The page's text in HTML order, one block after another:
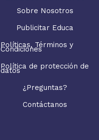
Sobre Nosotros
Publicitar Educa
Políticas, Términos y
Condiciones
Política de protección de
datos
¿Preguntas?
Contáctanos